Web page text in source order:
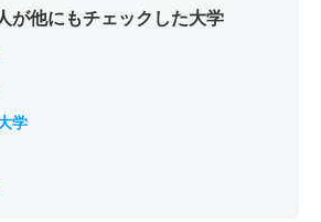
が他にもチェックした大学
学